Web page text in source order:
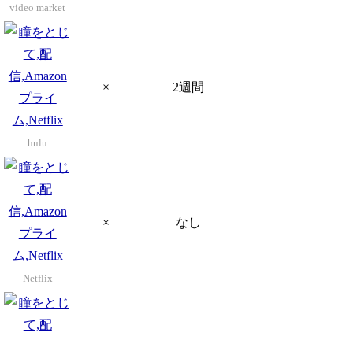
video market
hulu
× 2週間
Netflix
× なし